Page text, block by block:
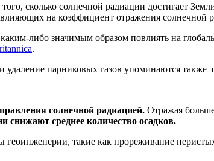
сколько солнечной радиации достигает
на коэффициент отражения солнечной
либо значимым образом повлиять на
.
и удаление парниковых газов упоминаются
солнечной радиацией. Отражая
снижают среднее количество осадков.
геоинженерии, такие как прореживание